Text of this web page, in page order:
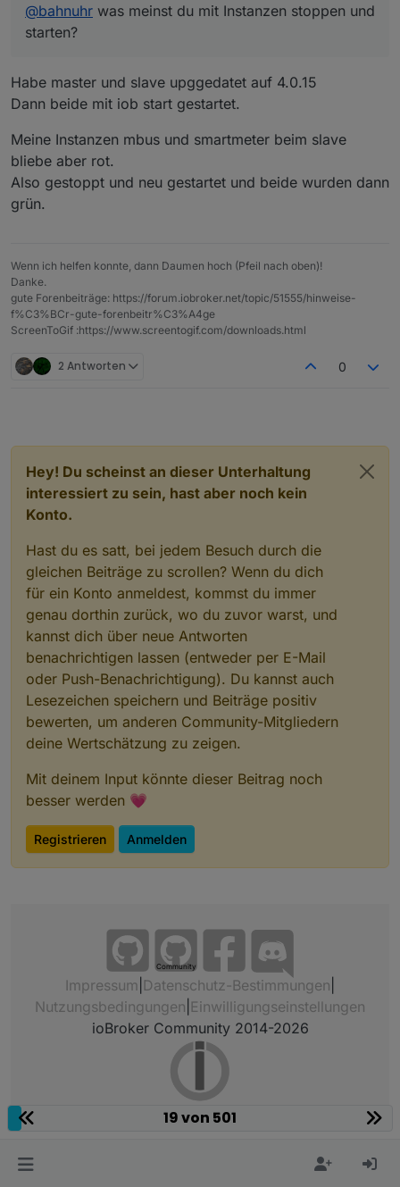
@bahnuhr was meinst du mit Instanzen stoppen und
starten?
Habe master und slave upggedatet auf 4.0.15
Dann beide mit iob start gestartet.
Meine Instanzen mbus und smartmeter beim slave
bliebe aber rot.
Also gestoppt und neu gestartet und beide wurden dann
grün.
Wenn ich helfen konnte, dann Daumen hoch (Pfeil nach oben)!
Danke.
gute Forenbeiträge: https://forum.iobroker.net/topic/51555/hinweise-
f%C3%BCr-gute-forenbeitr%C3%A4ge
ScreenToGif :https://www.screentogif.com/downloads.html
2 Antworten 0
Hey! Du scheinst an dieser Unterhaltung
interessiert zu sein, hast aber noch kein
Konto.
Hast du es satt, bei jedem Besuch durch die
gleichen Beiträge zu scrollen? Wenn du dich
für ein Konto anmeldest, kommst du immer
genau dorthin zurück, wo du zuvor warst, und
kannst dich über neue Antworten
benachrichtigen lassen (entweder per E-Mail
oder Push-Benachrichtigung). Du kannst auch
Lesezeichen speichern und Beiträge positiv
bewerten, um anderen Community-Mitgliedern
deine Wertschätzung zu zeigen.
Mit deinem Input könnte dieser Beitrag noch
besser werden 💗
Registrieren Anmelden
Community
Impressum Datenschutz-Bestimmungen
Nutzungsbedingungen Einwilligungseinstellungen
ioBroker Community 2014-2026
19 von 501